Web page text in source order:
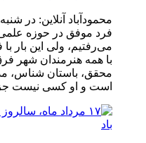
محمودآباد آنلاین: در
فرد موفق در حوزه
می‌رفتیم، ولی این
با همه هنرمندان شهر
محقق، باستان شناس،
است و او کسی نیست